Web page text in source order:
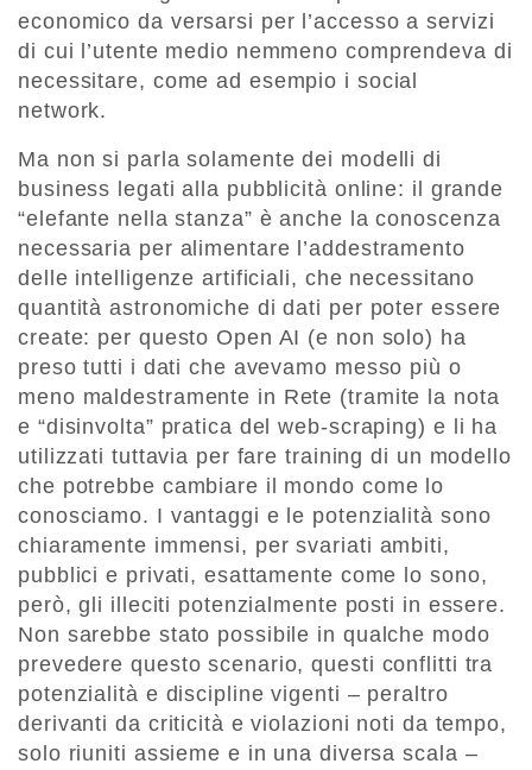
economico da versarsi per l’accesso a servizi
di cui l’utente medio nemmeno comprendeva di
necessitare, come ad esempio i social
network.
Ma non si parla solamente dei modelli di
business legati alla pubblicità online: il grande
“elefante nella stanza” è anche la conoscenza
necessaria per alimentare l’addestramento
delle intelligenze artificiali, che necessitano
quantità astronomiche di dati per poter essere
create: per questo Open AI (e non solo) ha
preso tutti i dati che avevamo messo più o
meno maldestramente in Rete (tramite la nota
e “disinvolta” pratica del web-scraping) e li ha
utilizzati tuttavia per fare training di un modello
che potrebbe cambiare il mondo come lo
conosciamo. I vantaggi e le potenzialità sono
chiaramente immensi, per svariati ambiti,
pubblici e privati, esattamente come lo sono,
però, gli illeciti potenzialmente posti in essere.
Non sarebbe stato possibile in qualche modo
prevedere questo scenario, questi conflitti tra
potenzialità e discipline vigenti – peraltro
derivanti da criticità e violazioni noti da tempo,
solo riuniti assieme e in una diversa scala –